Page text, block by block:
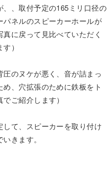
、取付予定の165ミリ口径の
ネルのスピーカーホールが
に戻って見比べていただく
）
のヌケが悪く、音が詰まっ
、穴拡張のために鉄板をト
ご紹介します）
て、スピーカーを取り付け
きます。